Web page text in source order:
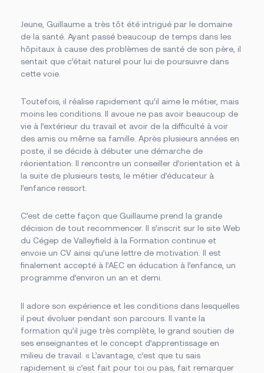
Grand public
Installations
Cliniques-écoles
Académie sportive du Noir et Or
Bibliothèque Armand-Frappier
Portes ouvertes
Centre d’études collégiales de Saint-Constant
Centre d’études de Vaudreuil-Dorion
Fondation
À propos de la Fondation
Bourses offertes
Je donne à la Fondation
Conseil d’administration de la Fondation
Accès rapides
La Fondation
Bibliothèque Armand-Frappier
Travailler au Cégep
Service des stages et du placement étudiant
Événements
Nouvelles
Notre équipe
Conseil d’administration
Bottin du personnel
Calendriers scolaires Omnivox
Foire aux questions
Des questions?
NOUS JOINDRE
Jeune, Guillaume a très tôt été intrigué par le domaine
de la santé. Ayant passé beaucoup de temps dans les
hôpitaux à cause des problèmes de santé de son père, il
sentait que c’était naturel pour lui de poursuivre dans
cette voie.
Toutefois, il réalise rapidement qu’il aime le métier, mais
moins les conditions. Il avoue ne pas avoir beaucoup de
vie à l’extérieur du travail et avoir de la difficulté à voir
des amis ou même sa famille. Après plusieurs années en
poste, il se décide à débuter une démarche de
réorientation. Il rencontre un conseiller d’orientation et à
la suite de plusieurs tests, le métier d’éducateur à
l’enfance ressort.
C’est de cette façon que Guillaume prend la grande
décision de tout recommencer. Il s’inscrit sur le site Web
du Cégep de Valleyfield à la Formation continue et
envoie un CV ainsi qu’une lettre de motivation. Il est
finalement accepté à l’AEC en éducation à l’enfance, un
programme d’environ un an et demi.
Il adore son expérience et les conditions dans lesquelles
il peut évoluer pendant son parcours. Il vante la
formation qu’il juge très complète, le grand soutien de
ses enseignantes et le concept d’apprentissage en
milieu de travail. « L’avantage, c’est que tu sais
rapidement si c’est fait pour toi ou pas, fait remarquer